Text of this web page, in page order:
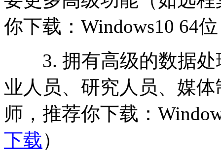
你下载：Windows10 64
3. 拥有高级的数据处
业人员、研究人员、媒
师，推荐你下载：
下载）